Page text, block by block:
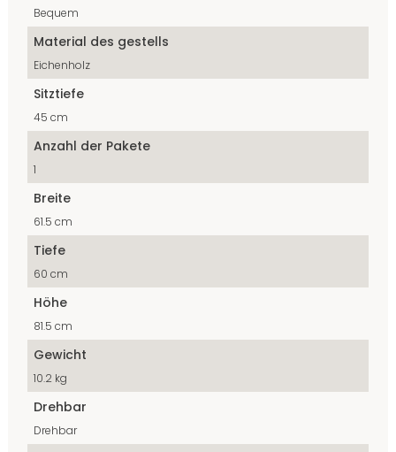
Bequem
Material des gestells
Eichenholz
Sitztiefe
45 cm
Anzahl der Pakete
1
Breite
61.5 cm
Tiefe
60 cm
Höhe
81.5 cm
Gewicht
10.2 kg
Drehbar
Drehbar